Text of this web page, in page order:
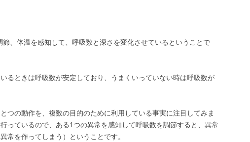
、体温を感知して、呼吸数と深さを変化させているということで
るときは呼吸数が安定しており、うまくいっていない時は呼吸数が
つの動作を、複数の目的のために利用している事実に注目してみま
っているので、ある1つの異常を感知して呼吸数を調節すると、異常
常を作ってしまう）ということです。